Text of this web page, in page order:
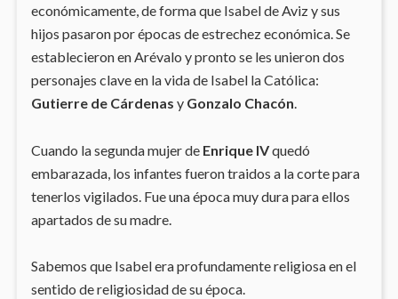
económicamente, de forma que Isabel de Aviz y sus
hijos pasaron por épocas de estrechez económica. Se
establecieron en Arévalo y pronto se les unieron dos
personajes clave en la vida de Isabel la Católica:
Gutierre de Cárdenas y Gonzalo Chacón.
Cuando la segunda mujer de Enrique IVquedó
embarazada, los infantes fueron traidos a la corte para
tenerlos vigilados. Fue una época muy dura para ellos
apartados de su madre.
Sabemos que Isabel era profundamente religiosa en el
sentido de religiosidad de su época.